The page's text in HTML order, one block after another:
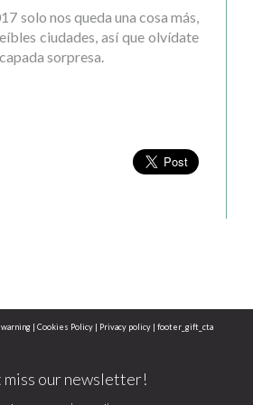
solo nos queda una cosa más,
ciudades, así que olvídate
sorpresa.
| Cookies Policy | Privacy policy | footer_gift_cta
miss our newsletter!